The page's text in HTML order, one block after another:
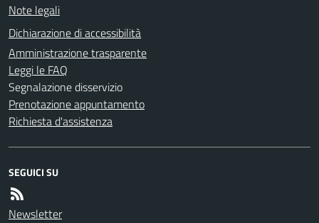
Note legali
Dichiarazione di accessibilità
Amministrazione trasparente
Leggi le FAQ
Segnalazione disservizio
Prenotazione appuntamento
Richiesta d'assistenza
SEGUICI SU
Newsletter